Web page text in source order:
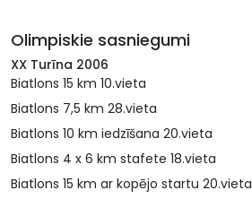
Olimpiskie sasniegumi
XX Turīna 2006
Biatlons 15 km 10.vieta
Biatlons 7,5 km 28.vieta
Biatlons 10 km iedzīšana 20.vieta
Biatlons 4 x 6 km stafete 18.vieta
Biatlons 15 km ar kopējo startu 20.vieta